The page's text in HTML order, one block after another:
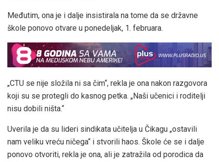
Međutim, ona je i dalje insistirala na tome da se državne
škole ponovo otvare u ponedeljak, 1. februara.
„CTU se nije složila ni sa čim“, rekla je ona nakon razgovora
koji su se protegli do kasnog petka. „Naši učenici i roditelji
nisu dobili ništa.“
Uverila je da su lideri sindikata učitelja u Čikagu „ostavili
nam veliku vreću ničega“ i stvorili haos. Škole će se i dalje
ponovo otvoriti, rekla je ona, ali je zatražila od porodica da